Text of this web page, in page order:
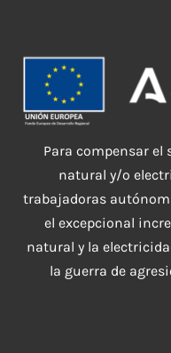
Para compensar el
natural y/o
trabajadoras
el excepcional
natural y la
la guerra de